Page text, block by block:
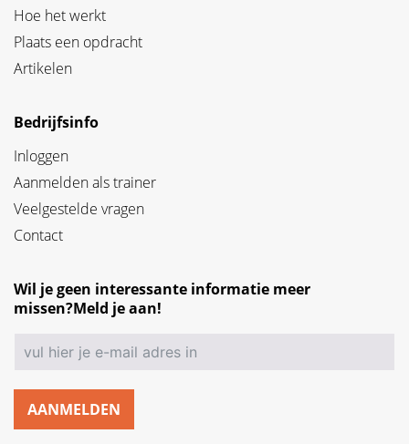
Hoe het werkt
Plaats een opdracht
Artikelen
Bedrijfsinfo
Inloggen
Aanmelden als trainer
Veelgestelde vragen
Contact
Wil je geen interessante informatie meer
missen?Meld je aan!
AANMELDEN